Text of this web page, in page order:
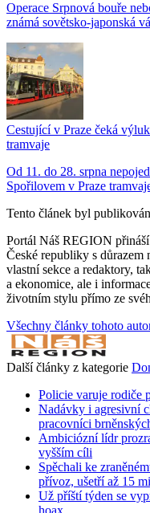
Operace Srpnová bouře
známá sovětsko-japonská
Cestující v Praze čeká
tramvaje
Od 11. do 28. srpna
Spořilovem v Praze
Tento článek byl
Portál Náš REGION
České republiky s důrazem
vlastní sekce a redaktory,
a ekonomice, ale i
životním stylu přímo ze
Všechny články tohoto
Další články z kategorie
Policie varuje rodiče
Nadávky i agresivní
pracovníci
Ambiciózní lídr
vyšším cíli
Spěchali ke
přívoz, ušetří až 15
Už příští týden se
hoax